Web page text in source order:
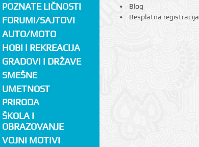
POZNATE LIČNOSTI
FORUMI/SAJTOVI
AUTO/MOTO
HOBI I REKREACIJA
GRADOVI I DRŽAVE
SMEŠNE
UMETNOST
PRIRODA
ŠKOLA I
OBRAZOVANJE
VOJNI MOTIVI
Blog
Besplatna registracija